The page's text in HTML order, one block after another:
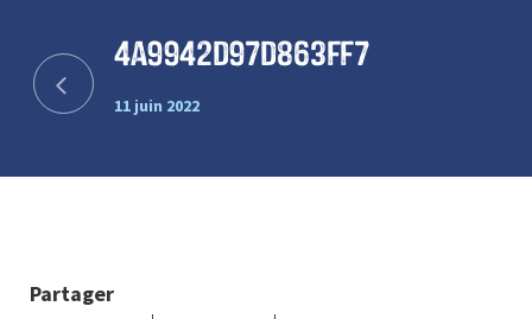
4a9942d97d863ff7
11 juin 2022
Partager